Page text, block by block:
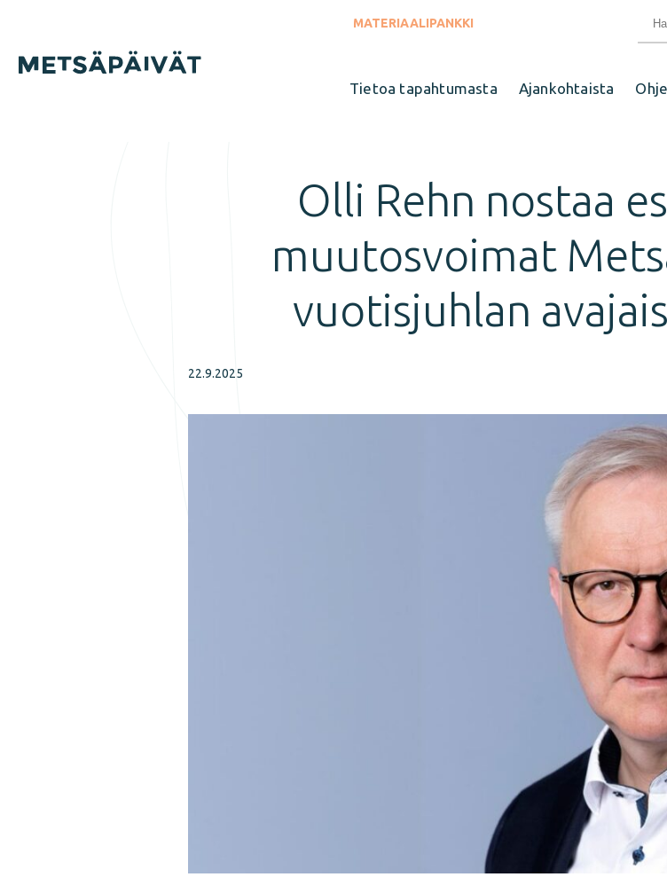
MATERIAALIPANKKI
Tietoa tapahtumasta Ajankohtaista
Olli Rehn nostaa
muutosvoimat
vuotisjuhlan
22.9.2025